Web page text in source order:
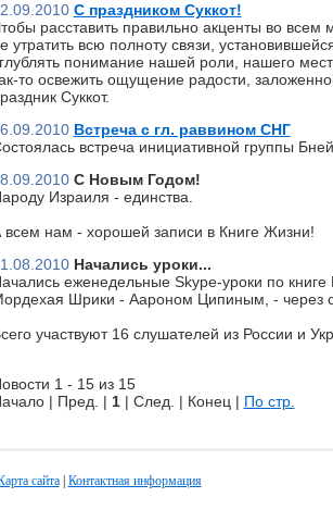
С праздником Суккот!
расставить правильно акценты во всем
утратить всю полноту связи,
понимание нашей роли, нашего
то освежить ощущение радости,
Суккот.
Встреча с гл. раввином СНГ
встреча инициативной группы
С Новым Годом!
Израиля - единства.
всем нам - хорошей записи в Книге Жизни!
Начались уроки...
еженедельные Skype-уроки по
Шрики - Аароном Ципиным, - через
участвуют 16 слушателей из России и
1 - 15 из 15
| Пред. | 1| След. | Конец | По стр.
сайта| Контактная информация